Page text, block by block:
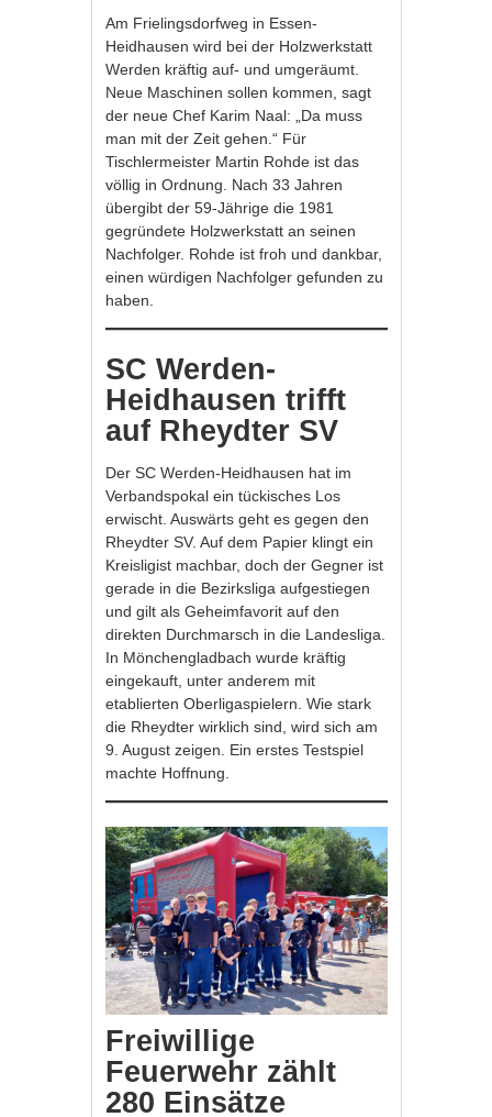
Am Frielingsdorfweg in Essen-
Heidhausen wird bei der Holzwerkstatt
Werden kräftig auf- und umgeräumt.
Neue Maschinen sollen kommen, sagt
der neue Chef Karim Naal: „Da muss
man mit der Zeit gehen.“ Für
Tischlermeister Martin Rohde ist das
völlig in Ordnung. Nach 33 Jahren
übergibt der 59-Jährige die 1981
gegründete Holzwerkstatt an seinen
Nachfolger. Rohde ist froh und dankbar,
einen würdigen Nachfolger gefunden zu
haben.
SC Werden-
Heidhausen trifft
auf Rheydter SV
Der SC Werden-Heidhausen hat im
Verbandspokal ein tückisches Los
erwischt. Auswärts geht es gegen den
Rheydter SV. Auf dem Papier klingt ein
Kreisligist machbar, doch der Gegner ist
gerade in die Bezirksliga aufgestiegen
und gilt als Geheimfavorit auf den
direkten Durchmarsch in die Landesliga.
In Mönchengladbach wurde kräftig
eingekauft, unter anderem mit
etablierten Oberligaspielern. Wie stark
die Rheydter wirklich sind, wird sich am
9. August zeigen. Ein erstes Testspiel
machte Hoffnung.
Freiwillige
Feuerwehr zählt
280 Einsätze